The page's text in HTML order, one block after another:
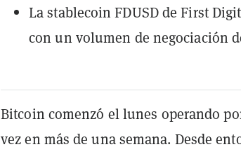
La stablecoin FDUSD de First
con un volumen de negociación
Bitcoin comenzó el lunes operando
vez en más de una semana. Desde